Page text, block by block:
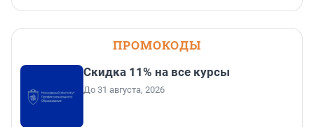
ПРОМОКОДЫ
Скидка 11% на все курсы
До 31 августа, 2026